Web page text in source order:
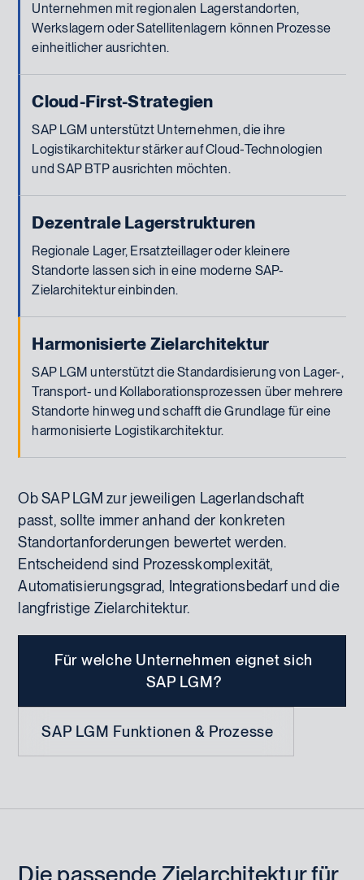
Unternehmen mit regionalen Lagerstandorten,
Werkslagern oder Satellitenlagern können Prozesse
einheitlicher ausrichten.
Cloud-First-Strategien
SAP LGM unterstützt Unternehmen, die ihre
Logistikarchitektur stärker auf Cloud-Technologien
und SAP BTP ausrichten möchten.
Dezentrale Lagerstrukturen
Regionale Lager, Ersatzteillager oder kleinere
Standorte lassen sich in eine moderne SAP-
Zielarchitektur einbinden.
Harmonisierte Zielarchitektur
SAP LGM unterstützt die Standardisierung von Lager-,
Transport- und Kollaborationsprozessen über mehrere
Standorte hinweg und schafft die Grundlage für eine
harmonisierte Logistikarchitektur.
Ob SAP LGM zur jeweiligen Lagerlandschaft
passt, sollte immer anhand der konkreten
Standortanforderungen bewertet werden.
Entscheidend sind Prozesskomplexität,
Automatisierungsgrad, Integrationsbedarf und die
langfristige Zielarchitektur.
Für welche Unternehmen eignet sich
SAP LGM?
SAP LGM Funktionen & Prozesse
Die passende Zielarchitektur für